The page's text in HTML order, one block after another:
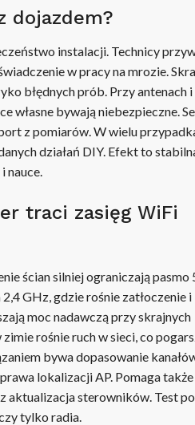
dojazdem?
instalacji. Technicy
w pracy na mrozie.
błędnych prób. Przy antenach i
własne bywają niebezpieczne.
z pomiarów. W wielu
działań DIY. Efekt to
nauce.
traci zasięg WiFi
ścian silniej ograniczają pasmo
GHz, gdzie rośnie zatłoczenie
moc nadawczą przy skrajnych
rośnie ruch w sieci, co
bywa dopasowanie
lokalizacji AP. Pomaga także
aktualizacja sterowników. Test
tylko radia.